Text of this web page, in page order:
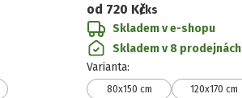
od 720 Kč/ks
Skladem v e-shopu
Skladem v 8 prodejnách
Varianta:
80x150 cm
120x170 cm